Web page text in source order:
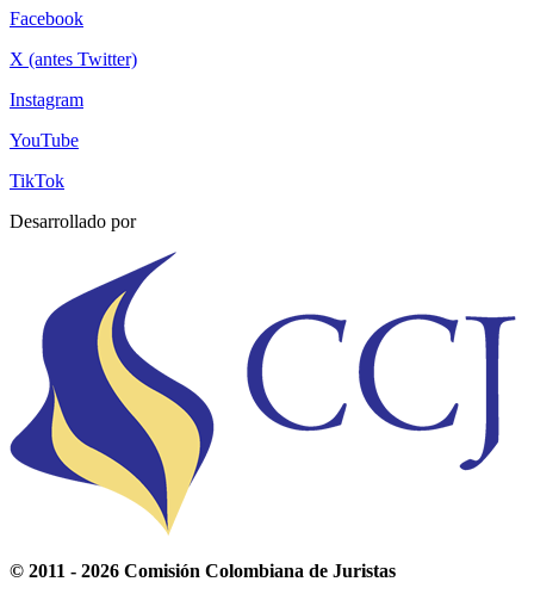
Facebook
X (antes Twitter)
Instagram
YouTube
TikTok
Desarrollado por
© 2011 - 2026 Comisión Colombiana de Juristas